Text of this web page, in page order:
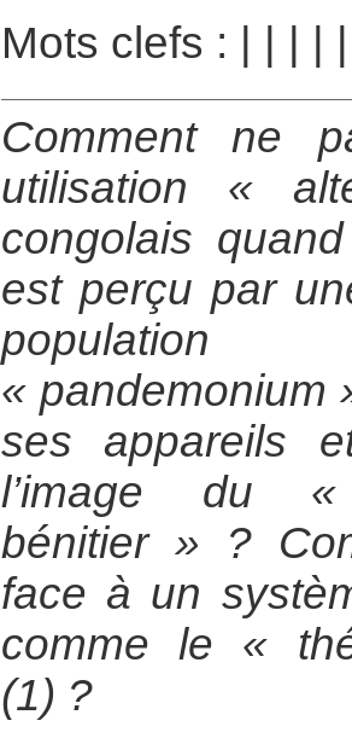
Mots clefs :
Comment ne
utilisation «
congolais
est perçu par
« pandemonium
ses appareils
l’image du
bénitier » ?
face à un
comme le «
(1) ?